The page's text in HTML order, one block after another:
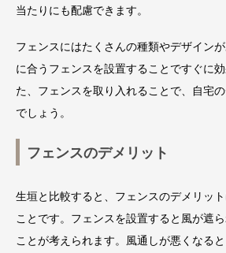
当たりにも配慮できます。
フェンスにはたくさんの種類やデザイン
に合うフェンスを設置することですぐに
た、フェンスを取り入れることで、自宅
でしょう。
フェンスのデメリット
生垣と比較すると、フェンスのデメリッ
ことです。フェンスを設置すると風が遮
ことが考えられます。風通しが悪くなる